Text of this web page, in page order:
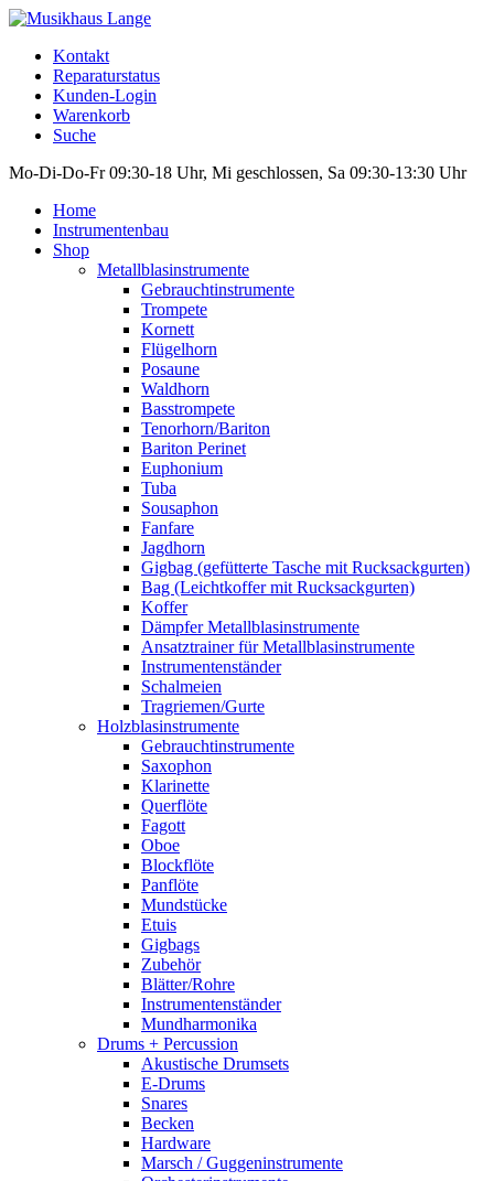
Kontakt
Reparaturstatus
Kunden-Login
Warenkorb
Suche
Mo-Di-Do-Fr 09:30-18 Uhr, Mi geschlossen, Sa 09:30-13:30 Uhr
Home
Instrumentenbau
Shop
Metallblasinstrumente
Gebrauchtinstrumente
Trompete
Kornett
Flügelhorn
Posaune
Waldhorn
Basstrompete
Tenorhorn/Bariton
Bariton Perinet
Euphonium
Tuba
Sousaphon
Fanfare
Jagdhorn
Gigbag (gefütterte Tasche mit Rucksackgurten)
Bag (Leichtkoffer mit Rucksackgurten)
Koffer
Dämpfer Metallblasinstrumente
Ansatztrainer für Metallblasinstrumente
Instrumentenständer
Schalmeien
Tragriemen/Gurte
Holzblasinstrumente
Gebrauchtinstrumente
Saxophon
Klarinette
Querflöte
Fagott
Oboe
Blockflöte
Panflöte
Mundstücke
Etuis
Gigbags
Zubehör
Blätter/Rohre
Instrumentenständer
Mundharmonika
Drums + Percussion
Akustische Drumsets
E-Drums
Snares
Becken
Hardware
Marsch / Guggeninstrumente